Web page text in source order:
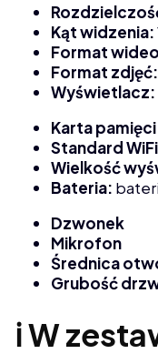
Kąt widzenia:
Format
Format zdjęć:
Wyświetlacz:
Karta pamięci
Standard
Wielkość
Bateria:
Dzwonek
Mikrofon
Średnica
Grubość
ℹ️ W